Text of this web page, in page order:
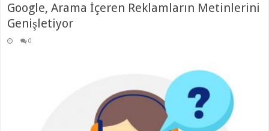
Google, Arama İçeren Reklamların Metinlerini
Genişletiyor
0